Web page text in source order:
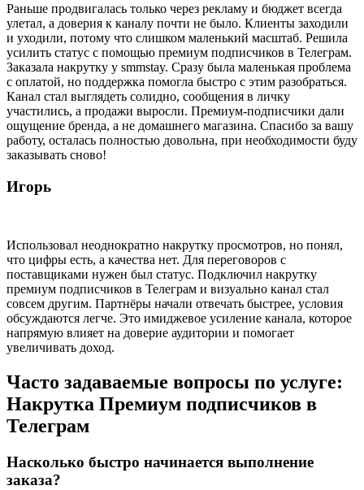
Раньше продвигалась только через рекламу и бюджет всегда
улетал, а доверия к каналу почти не было. Клиенты заходили
и уходили, потому что слишком маленький масштаб. Решила
усилить статус с помощью премиум подписчиков в Телеграм.
Заказала накрутку у smmstay. Сразу была маленькая проблема
с оплатой, но поддержка помогла быстро с этим разобраться.
Канал стал выглядеть солидно, сообщения в личку
участились, а продажи выросли. Премиум-подписчики дали
ощущение бренда, а не домашнего магазина. Спасибо за вашу
работу, осталась полностью довольна, при необходимости буду
заказывать сново!
Игорь
Использовал неоднократно накрутку просмотров, но понял,
что цифры есть, а качества нет. Для переговоров с
поставщиками нужен был статус. Подключил накрутку
премиум подписчиков в Телеграм и визуально канал стал
совсем другим. Партнёры начали отвечать быстрее, условия
обсуждаются легче. Это имиджевое усиление канала, которое
напрямую влияет на доверие аудитории и помогает
увеличивать доход.
Часто задаваемые вопросы по услуге:
Накрутка Премиум подписчиков в
Телеграм
Насколько быстро начинается выполнение
заказа?